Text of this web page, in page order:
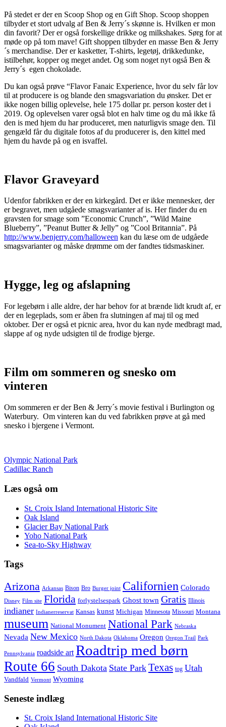
På stedet er der en Scoop Shop og en Gift Shop. Scoop shoppen
tilbyder et stort udvalg af Ben & Jerry´s skønne is. Hvilken er mon
din favorit? Der er også forskellige drikke og milkshakes. Sørg for at
møde op på tom mave! Gift shoppen tilbyder en masse Ben & Jerry
´s merchandise. Der er kasketter, T-shirts, legetøj, drikkedunke,
istilbehør, kopper og meget andet. Og som noget nyt også Ben &
Jerry´s egen chokolade.
Du kan også prøve “Flavor Fanaic Experience, hvor du selv får lov
til at producere is og blande den smagsvariation du ønsker. Det er
ikke nogen billig oplevelse, hele 175 dollar pr. person koster det i
2019. Og oplevelsen varer også blot en halv time og du må ikke få
den is med hjem du har produceret, men naturligvis smage den. Til
gengæld får du digitale fotos af du producerer is, den kittel med
hjem du havde på og en isvaffel.
Flavor Graveyard
Udenfor fabrikken er der en kirkegård. Det er ikke mennesker, der
er begravet, men udgåede smagsvarianter af is. Her finder du en
gravsten for smage som ”Economic Crunch”, ”Wild Maine
Blueberry”, ”Peanut Butter & Jelly” og ”Cool Britannia”. På
http://www.benjerry.com/halloween kan du læse om de udgåede
smagsvarianter og måske drømme om der fandtes tidsmaskiner.
Hygge, leg og afslapning
For legebørn i alle aldre, der har behov for at brænde lidt krudt af, er
der en legeplads, som er åben fra slutningen af maj til og med
oktober. Der er også et picnic area, hvor du kan nyde medbragt mad,
slappe af og nyde udsigten til de frodige bjerge.
Film om sommeren og snesko om
vinteren
Om sommeren er der Ben & Jerry´s movie festival i Burlington og
Waterbury. Om vinteren kan du ved fabrikken prøve at gå med
snesko i bjergene i Vermont.
Olympic National Park
Cadillac Ranch
Læs også om
St. Croix Island International Historic Site
Oak Island
Glacier Bay National Park
Yoho National Park
Sea-to-Sky Highway
Tags
Arizona Arkansas Bison Bro Burger joint Californien Colorado
Disney Film site Florida forlystelsespark Ghost town Gratis Illinois
indianer Indianerreservat Kansas kunst Michigan Minnesota Missouri Montana
museum National Monument National Park Nebraska
Nevada New Mexico North Dakota Oklahoma Oregon Oregon Trail Park
Pennsylvania roadside art Roadtrip med børn
Route 66 South Dakota State Park Texas tog Utah
Vandfald Vermont Wyoming
Seneste indlæg
St. Croix Island International Historic Site